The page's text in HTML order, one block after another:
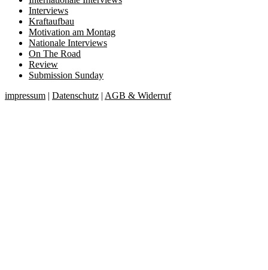
Interviews
Kraftaufbau
Motivation am Montag
Nationale Interviews
On The Road
Review
Submission Sunday
impressum | Datenschutz | AGB & Widerruf